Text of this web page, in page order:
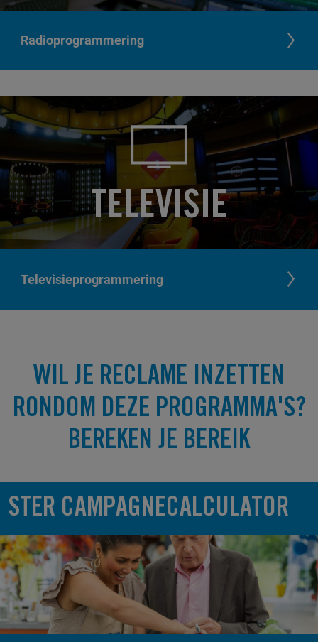
Radioprogrammering
TELEVISIE
Televisieprogrammering
WIL JE RECLAME INZETTEN
RONDOM DEZE PROGRAMMA'S?
BEREKEN JE BEREIK
STER CAMPAGNECALCULATOR